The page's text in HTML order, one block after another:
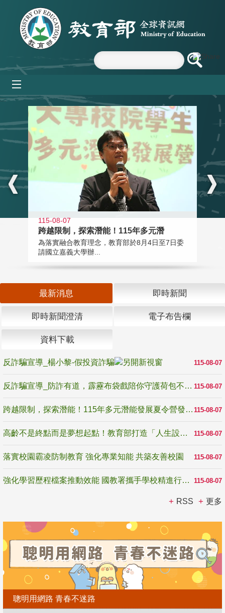
跳到主要內容區塊
:::
115-08-07
跨越限制，探索潛能！115年多元潛
為落實融合教育理念，教育部於8月4日至7日委
請國立嘉義大學辦...
最新消息 即時新聞
即時新聞澄清 電子布告欄
資料下載
115-08-07
反詐騙宣導_楊小黎-假投資詐騙
115-08-07
反詐騙宣導_防詐有道，霹靂布袋戲陪你守護荷包不受騙
115-08-07
跨越限制，探索潛能！115年多元潛能發展夏令營發掘生命無限可能
115-08-07
高齡不是終點而是夢想起點！教育部打造「人生設計夢工場」 參展第3屆高齡健康產業博覽會
115-08-07
落實校園霸凌防制教育 強化專業知能 共築友善校園
115-08-07
強化學習歷程檔案推動效能 國教署攜手學校精進行政與教學支持
RSS 更多
聰明用網路 青春不迷路